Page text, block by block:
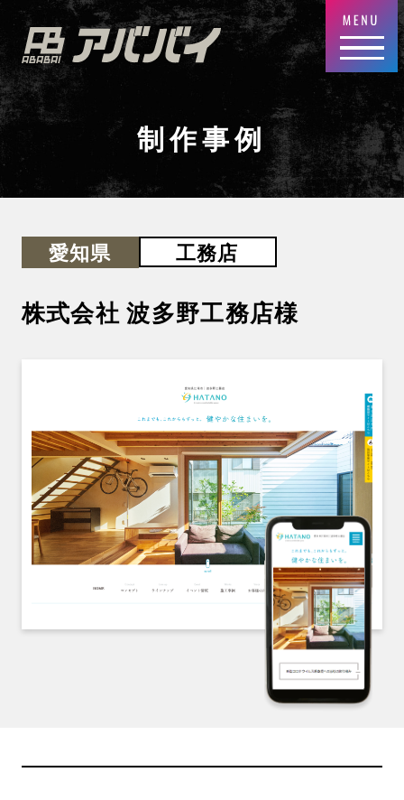
制作事例
愛知県 工務店
株式会社 波多野工務店様